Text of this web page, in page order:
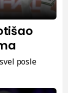
posle